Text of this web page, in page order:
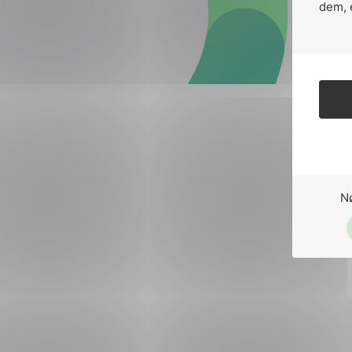
dem,
Forsvar og beredskap
Industri og automatisering
Lavspenning
Maritime elinstallasjoner